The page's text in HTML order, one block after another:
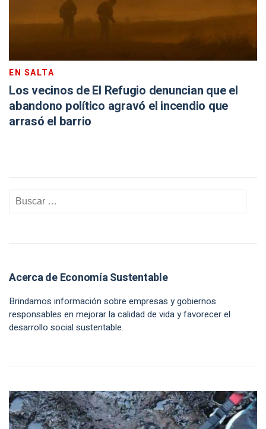
EN SALTA
Los vecinos de El Refugio denuncian que el
abandono político agravó el incendio que
arrasó el barrio
Acerca de Economía Sustentable
Brindamos información sobre empresas y gobiernos
responsables en mejorar la calidad de vida y favorecer el
desarrollo social sustentable.